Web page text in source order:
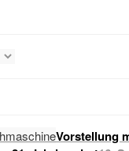
Vorstellung